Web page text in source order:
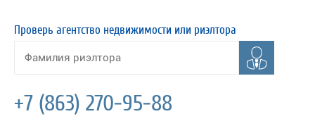
Проверь агентство недвижимости или риэлтора
+7 (863) 270-95-88